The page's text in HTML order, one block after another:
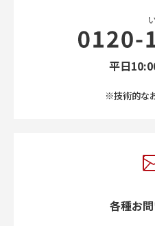
平日
※技術的な
各種お